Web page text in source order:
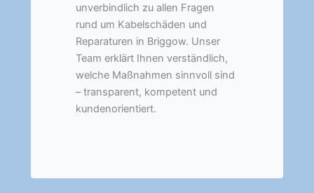
unverbindlich zu allen Fragen
rund um Kabelschäden und
Reparaturen in Briggow. Unser
Team erklärt Ihnen verständlich,
welche Maßnahmen sinnvoll sind
– transparent, kompetent und
kundenorientiert.